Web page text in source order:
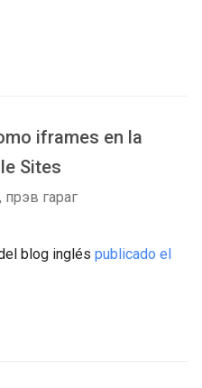
iframes en la
Sites
гараг
blog inglés publicado el